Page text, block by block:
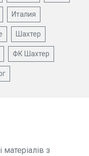
Италия
Шахтер
ФК Шахтер
з